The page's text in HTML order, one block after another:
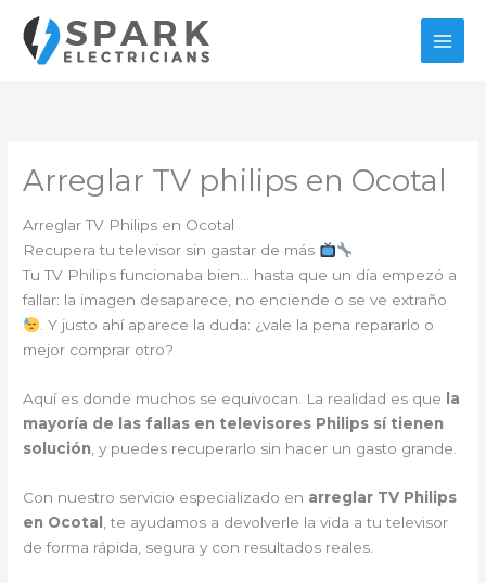
contenido
Arreglar TV philips en Ocotal
Arreglar TV Philips en Ocotal
Recupera tu televisor sin gastar de más
Tu TV Philips funcionaba bien… hasta que un día empezó a
fallar: la imagen desaparece, no enciende o se ve extraño
. Y justo ahí aparece la duda: ¿vale la pena repararlo o
mejor comprar otro?
Aquí es donde muchos se equivocan. La realidad es que
la
mayoría de las fallas en televisores Philips sí tienen
solución , y puedes recuperarlo sin hacer un gasto grande.
Con nuestro servicio especializado en arreglar TV Philips
en Ocotal
, te ayudamos a devolverle la vida a tu televisor
de forma rápida, segura y con resultados reales.